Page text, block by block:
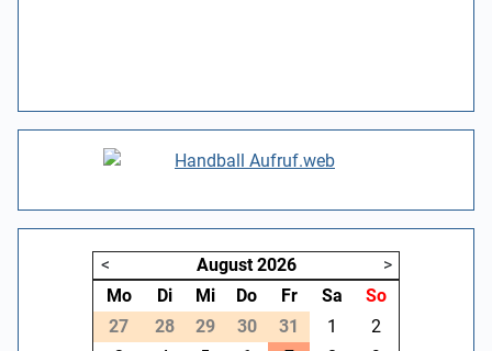
< August 2026
>
Mo
Di Mi Do Fr Sa
So
27
28 29 30 31 1
2